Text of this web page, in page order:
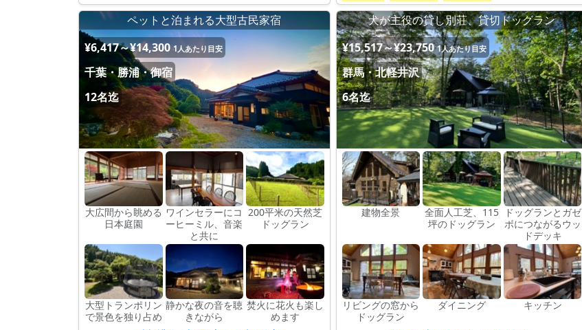
ペットと泊まれる大型古民家宿
¥6,417～¥14,300 1人あたり目安
千葉・勝浦・御宿
12名迄
大広間から眺める
日本庭園
ワインセラーにコ
ーヒーミル、音楽
と共に
200平米の天然芝
ドッグラン
大型トランポリン
で景色を独り占め
静かな夜の音を聴
きながら
焚火に花火も楽し
めます
犬が主役の貸し別荘、貸切ドッグラン
¥15,517～¥23,750 1人あたり目安
群馬・北軽井沢
6名迄
建物全景
全面人工芝、115
坪のドッグラン
ドッグランとガゼ
ボにつながるウッ
ドデッキ
リビングの窓から
ドッグラン
ダイニング キッチン